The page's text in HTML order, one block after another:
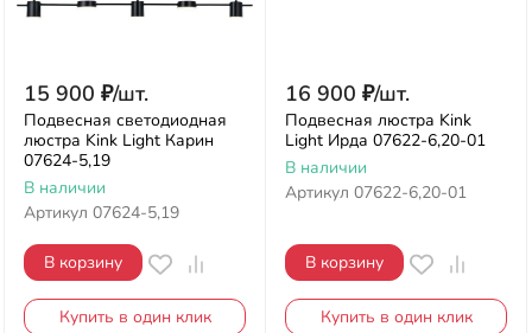
15 900 ₽/шт.
Подвесная светодиодная
люстра Kink Light Карин
07624-5,19
В наличии
Артикул 07624-5,19
В корзину
Купить в один клик
16 900 ₽/шт.
Подвесная люстра Kink
Light Ирда 07622-6,20-01
В наличии
Артикул 07622-6,20-01
В корзину
Купить в один клик